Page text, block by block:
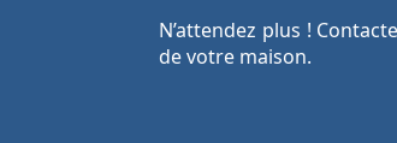
N’attendez plus !
de votre maison.